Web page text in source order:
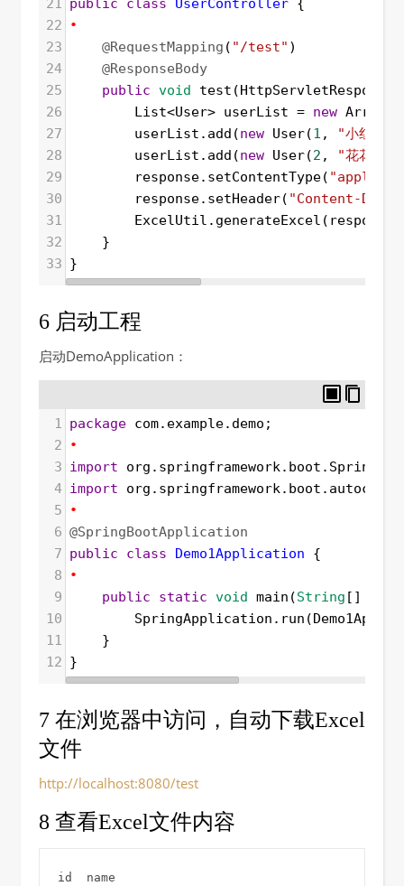
21 public class UserController {
22
•
23
@RequestMapping ( "/test" )
24
@ResponseBody
25
public void test ( HttpServletResponse
26
List<User> userList = new
27
userList . add (new User(1 , "小红"
28
userList . add (new User(2 , "花花"
29
response. setContentType(
30
response. setHeader( "Content-
31
ExcelUtil . generateExcel ( response
32
    }
33 }
6 启动工程
启动DemoApplication：
1 package com. example. demo ;
2
•
3 import org . springframework. boot .
4 import org . springframework. boot .
5
•
6 @SpringBootApplication
7 public class Demo1Application {
8
•
9
public static void main (String []
10
SpringApplication . run (
11
    }
12 }
7 在浏览器中访问，自动下载Excel
文件
http://localhost:8080/test
8 查看Excel文件内容
id  name